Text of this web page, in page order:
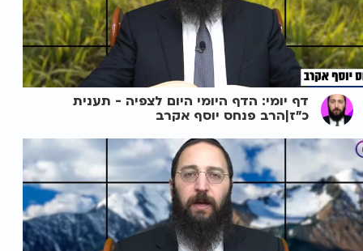
דף יומי: הדף היומי היום לצפיה - תענית
כ"ז|הרב פנחס יוסף אקרב